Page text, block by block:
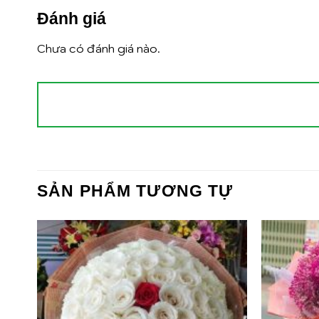
Đánh giá
Chưa có đánh giá nào.
SẢN PHẨM TƯƠNG TỰ